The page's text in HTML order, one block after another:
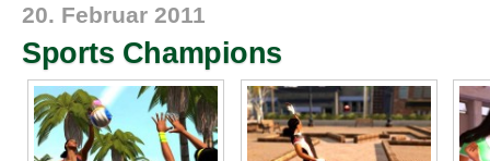
20. Februar 2011
Sports Champions